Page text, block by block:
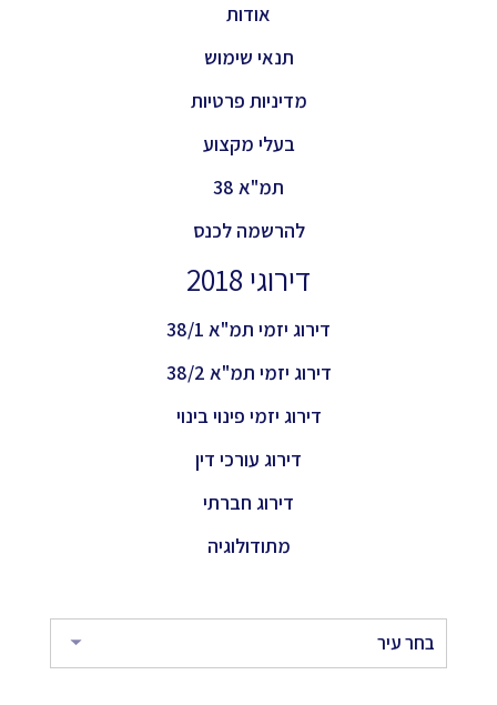
אודות
תנאי שימוש
מדיניות פרטיות
בעלי מקצוע
תמ"א 38
להרשמה לכנס
דירוגי 2018
דירוג יזמי תמ"א 38/1
דירוג יזמי תמ"א 38/2
דירוג יזמי פינוי בינוי
דירוג עורכי דין
דירוג חברתי
מתודולוגיה